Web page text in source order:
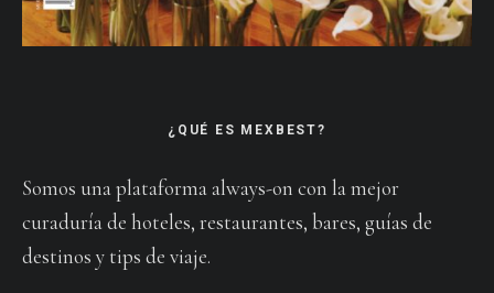
¿QUÉ ES MEXBEST?
Somos una plataforma always-on con la mejor
curaduría de hoteles, restaurantes, bares, guías de
destinos y tips de viaje.